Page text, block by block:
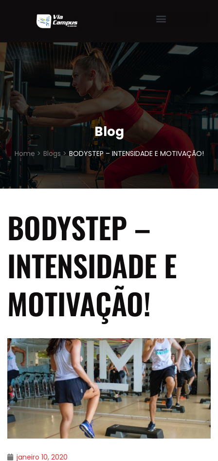
Blog
Home > Blogs > BODYSTEP – INTENSIDADE E MOTIVAÇÃO!
BODYSTEP –
INTENSIDADE E
MOTIVAÇÃO!
janeiro 10, 2020